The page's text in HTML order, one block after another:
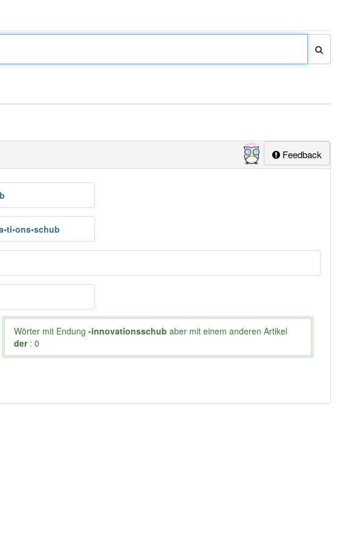
Feedback
Wörter mit Endung-innovationsschub aber mit einem anderen Artikel
der: 0